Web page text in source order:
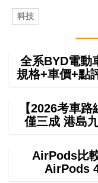
科技
全系BYD電動
規格+車價+點
【2026考車
僅三成 港島
AirPods比
AirPods